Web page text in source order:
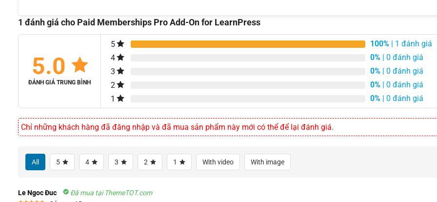
1 đánh giá cho Paid Memberships Pro Add-On for LearnPress
5.0
ĐÁNH GIÁ TRUNG BÌNH
5 100% | 1 đánh giá
4
0% | 0 đánh giá
3
0% | 0 đánh giá
2
0% | 0 đánh giá
1
0% | 0 đánh giá
Chỉ những khách hàng đã đăng nhập và đã mua sản phẩm này mới có thể để lại đánh giá.
All 5 4 3 2 1 With video With image
Le Ngoc Đuc Đã mua tại ThemeTOT.com